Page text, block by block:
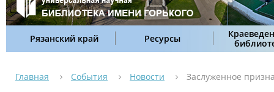
Рязанский край Ресурсы
Главная События Новости Заслуженное